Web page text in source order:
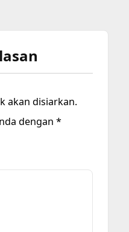
akan disiarkan.
dengan *